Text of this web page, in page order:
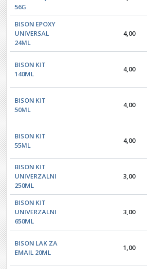
56G
BISON EPOXY
UNIVERSAL
24ML
4,00
BISON KIT
140ML
4,00
BISON KIT
50ML
4,00
BISON KIT
55ML
4,00
BISON KIT
UNIVERZALNI
250ML
3,00
BISON KIT
UNIVERZALNI
650ML
3,00
BISON LAK ZA
EMAIL 20ML
1,00